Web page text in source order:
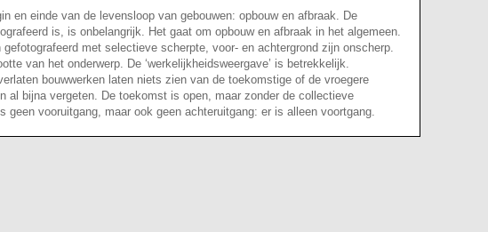
en einde van de levensloop van gebouwen: opbouw en afbraak. De
is, is onbelangrijk. Het gaat om opbouw en afbraak in het algemeen.
met selectieve scherpte, voor- en achtergrond zijn onscherp.
van het onderwerp. De ‘werkelijkheidsweergave’ is betrekkelijk.
bouwwerken laten niets zien van de toekomstige of de vroegere
al bijna vergeten. De toekomst is open, maar zonder de collectieve
geen vooruitgang, maar ook geen achteruitgang: er is alleen voortgang.